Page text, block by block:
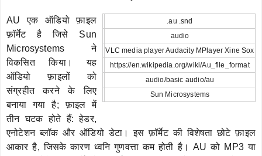
.au .snd
audio
VLC media player Audacity MPlayer Xine Sox
https://en.wikipedia.org/wiki/Au_file_format
audio/basic audio/au
Sun Microsystems
AU एक ऑडियो फ़ाइल
फ़ॉर्मेट है जिसे Sun
Microsystems ने
विकसित किया। यह
ऑडियो फ़ाइलों को
संग्रहीत करने के लिए
बनाया गया है; फ़ाइल में
तीन घटक होते हैं: हेडर,
एनोटेशन ब्लॉक और ऑडियो डेटा। इस फ़ॉर्मेट की विशेषता छोटे फ़ाइल
आकार है, जिसके कारण ध्वनि गुणवत्ता कम होती है। AU को MP3 या